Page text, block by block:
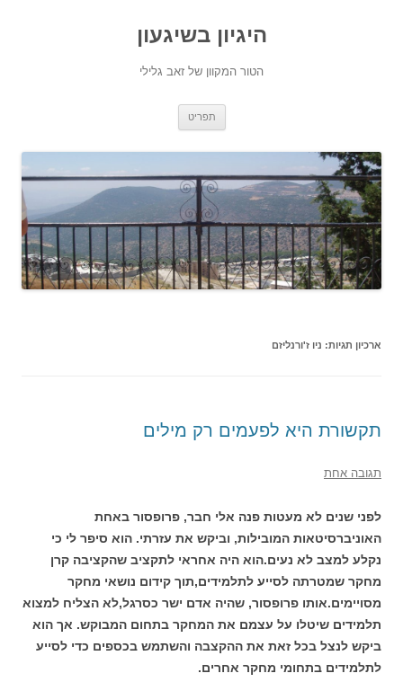
היגיון בשיגעון
הטור המקוון של זאב גלילי
תפריט
ארכיון תגיות: ניו ז'ורנליזם
תקשורת היא לפעמים רק מילים
תגובה אחת
לפני שנים לא מעטות פנה אלי חבר, פרופסור באחת
האוניברסיטאות המובילות, וביקש את עזרתי. הוא סיפר לי כי
נקלע למצב לא נעים.הוא היה אחראי לתקציב שהקציבה קרן
מחקר שמטרתה לסייע לתלמידים,תוך קידום נושאי מחקר
מסויימים.אותו פרופסור, שהיה אדם ישר כסרגל,לא הצליח למצוא
תלמידים שיטלו על עצמם את המחקר בתחום המבוקש. אך הוא
ביקש לנצל בכל זאת את ההקצבה והשתמש בכספים כדי לסייע
לתלמידים בתחומי מחקר אחרים.